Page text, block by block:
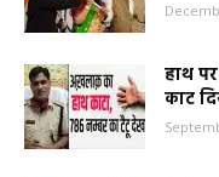
हाथ
काट